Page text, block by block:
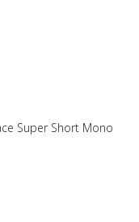
Super Short Mono